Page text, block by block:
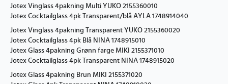
Jotex Vinglass 4pakning Multi YUKO 2155360010
Jotex Cocktailglass 4pk Transparent/blå AYLA 1748914040
Jotex Vinglass 4pakning Transparent YUKO 2155360020
Jotex Cocktailglass 4pk Blå NINA 1748915010
Jotex Glass 4pakning Grønn farge MIKI 2155371010
Jotex Cocktailglass 4pk Transparent NINA 1748915020
Jotex Glass 4pakning Brun MIKI 2155371020